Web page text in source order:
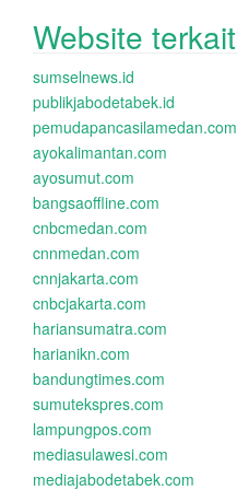
Website terkait
sumselnews.id
publikjabodetabek.id
pemudapancasilamedan.com
ayokalimantan.com
ayosumut.com
bangsaoffline.com
cnbcmedan.com
cnnmedan.com
cnnjakarta.com
cnbcjakarta.com
hariansumatra.com
harianikn.com
bandungtimes.com
sumutekspres.com
lampungpos.com
mediasulawesi.com
mediajabodetabek.com